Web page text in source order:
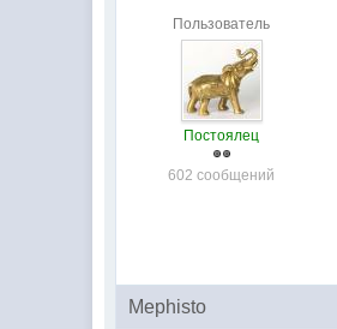
Пользователь
Постоялец
602 сообщений
Mephisto